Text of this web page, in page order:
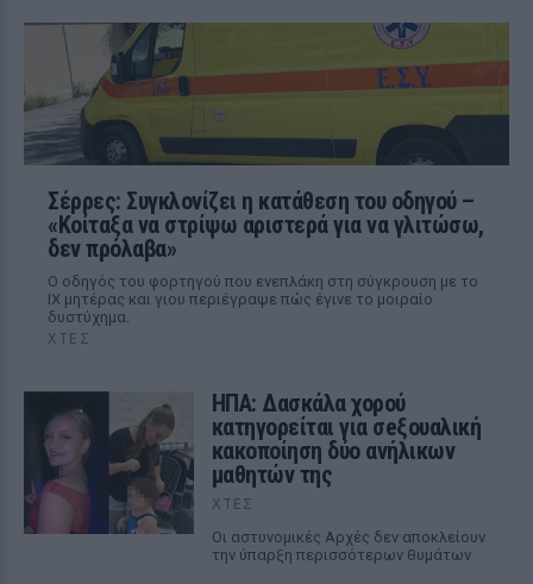
Σέρρες: Συγκλονίζει η κατάθεση του οδηγού –
«Κοίταξα να στρίψω αριστερά για να γλιτώσω,
δεν πρόλαβα»
Ο οδηγός του φορτηγού που ενεπλάκη στη σύγκρουση με το
ΙΧ μητέρας και γιου περιέγραψε πώς έγινε το μοιραίο
δυστύχημα.
ΧΤΕΣ
ΗΠΑ: Δασκάλα χορού
κατηγορείται για σeξουαλική
κακοποίηση δύο ανήλικων
μαθητών της
ΧΤΕΣ
Οι αστυνομικές Αρχές δεν αποκλείουν
την ύπαρξη περισσότερων θυμάτων